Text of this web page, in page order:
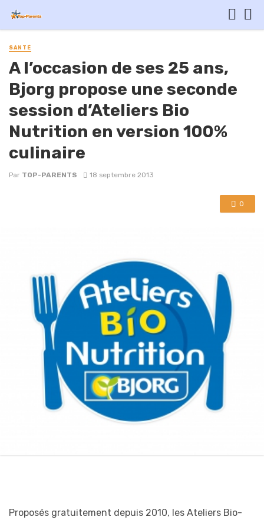
SANTÉ
A l’occasion de ses 25 ans,
Bjorg propose une seconde
session d’Ateliers Bio
Nutrition en version 100%
culinaire
Par TOP-PARENTS 18 septembre 2013
0
Proposés gratuitement depuis 2010, les Ateliers Bio-